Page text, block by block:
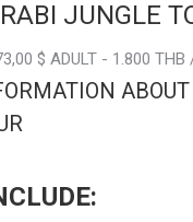
JUNGLE
$ ADULT - 1.800 THB